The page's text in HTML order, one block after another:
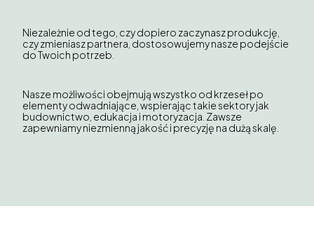
Niezależnie od tego, czy dopiero zaczynasz produkcję,
czy zmieniasz partnera, dostosowujemy nasze podejście
do Twoich potrzeb.
Nasze możliwości obejmują wszystko od krzeseł po
elementy odwadniające, wspierając takie sektory jak
budownictwo, edukacja i motoryzacja. Zawsze
zapewniamy niezmienną jakość i precyzję na dużą skalę.